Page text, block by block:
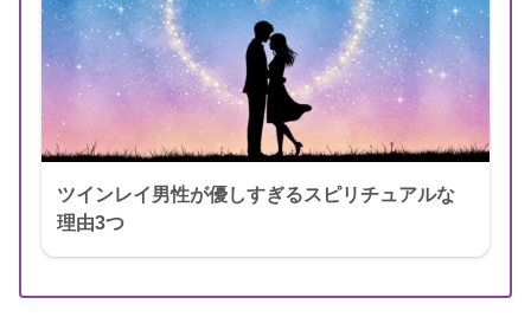
ツインレイ男性が優しすぎるスピリチュアルな
理由3つ